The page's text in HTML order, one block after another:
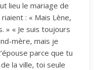
lieu le mariage de
: « Mais Lène,
» « Je suis toujours
mère, mais je
parce que tu
la ville, toi seule